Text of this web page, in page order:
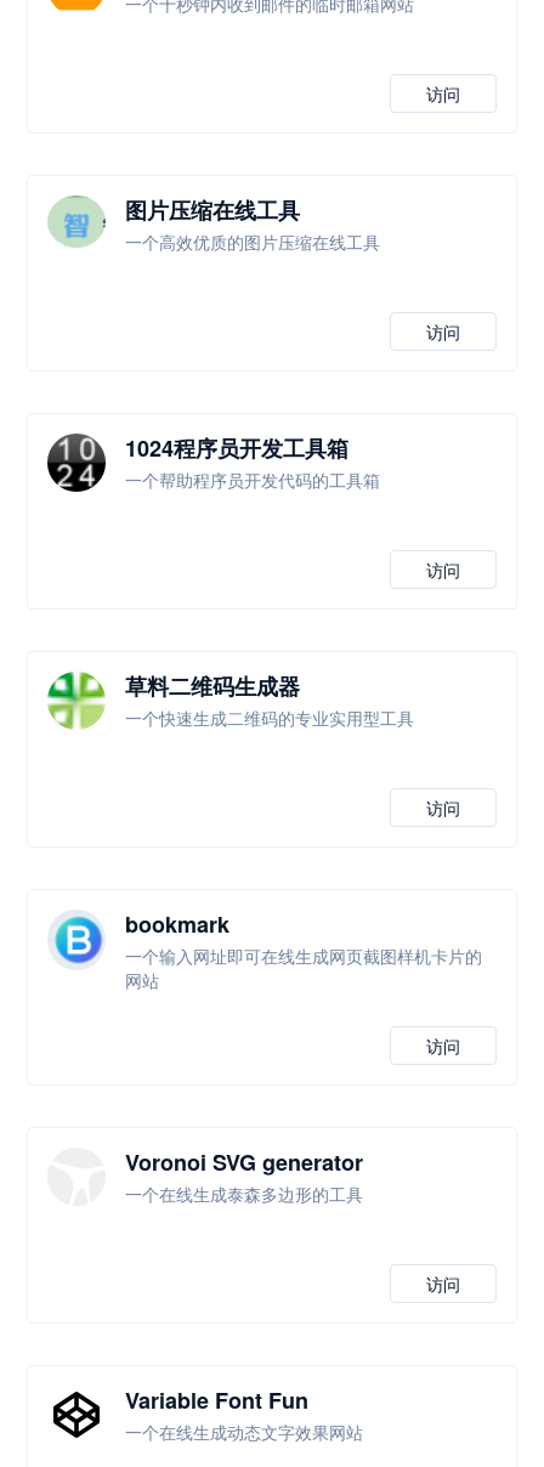
访问
图片压缩在线工具
一个高效优质的图片压缩在线工具
访问
1024程序员开发工具箱
一个帮助程序员开发代码的工具箱
访问
草料二维码生成器
一个快速生成二维码的专业实用型工具
访问
bookmark
一个输入网址即可在线生成网页截图样机卡片的
网站
访问
Voronoi SVG generator
一个在线生成泰森多边形的工具
访问
Variable Font Fun
一个在线生成动态文字效果网站